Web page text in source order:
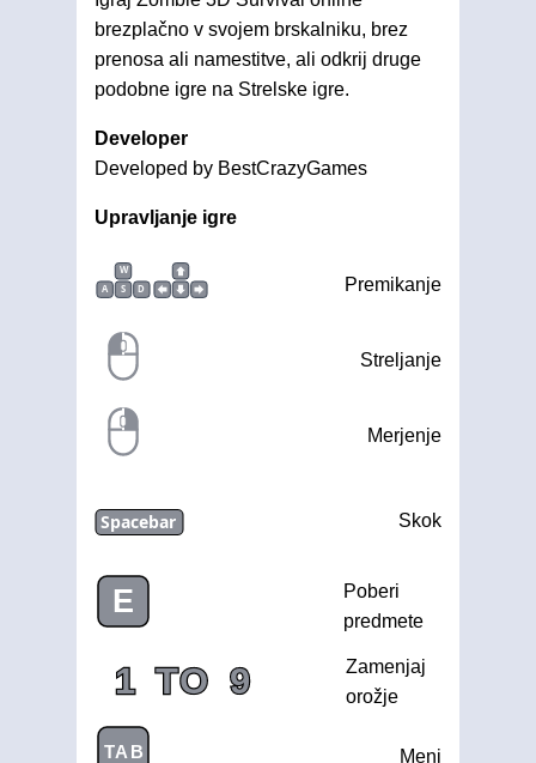
brezplačno v svojem brskalniku, brez
prenosa ali namestitve, ali odkrij druge
podobne igre na Strelske igre.
Developer
Developed by BestCrazyGames
Upravljanje igre
W
A
S D Premikanje
Streljanje
Merjenje
Spacebar Skok
E
Poberi
predmete
1 TO 9
Zamenjaj
orožje
TAB Meni